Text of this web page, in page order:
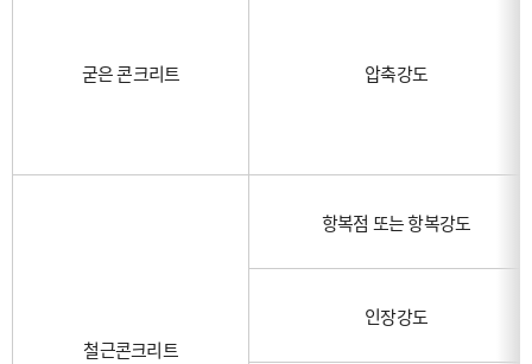
굳은 콘크리트 압축강도
철근콘크리트
항복점 또는 항복강도
인장강도